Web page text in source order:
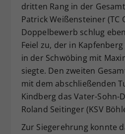
dritten Rang in der
Patrick Weißensteiner (TC
Doppelbewerb schlug
Feiel zu, der in
in der Schwöbing mit
siegte. Den zweiten
mit dem abschließenden
Kindberg das Vater-Sohn-
Roland Seitinger (KSV
Zur Siegerehrung konnte